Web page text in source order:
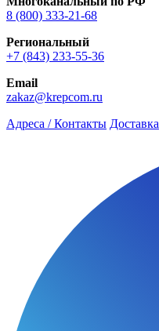
8 (800) 333‑21-68
Региональный
+7 (843) 233-55-36
Email
zakaz@krepcom.ru
Адреса / Контакты Доставка